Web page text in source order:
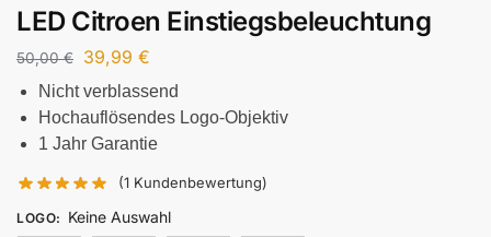
LED Citroen Einstiegsbeleuchtung
50,00€ 39,99 €
Nicht verblassend
Hochauflösendes Logo-Objektiv
1 Jahr Garantie
(1 Kundenbewertung)
LOGO: Keine Auswahl